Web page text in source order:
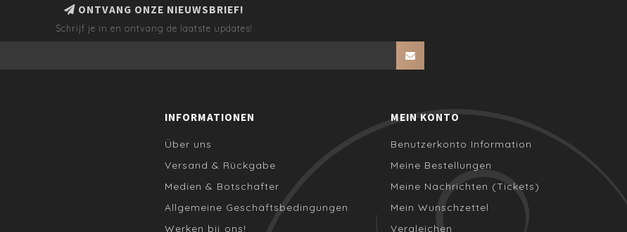
ONTVANG ONZE NIEUWSBRIEF!
Schrijf je in en ontvang de laatste updates!
INFORMATIONEN
Über uns
Versand & Rückgabe
Medien & Botschafter
Allgemeine Geschäftsbedingungen
Werken bij ons!
MEIN KONTO
Benutzerkonto Information
Meine Bestellungen
Meine Nachrichten (Tickets)
Mein Wunschzettel
Vergleichen